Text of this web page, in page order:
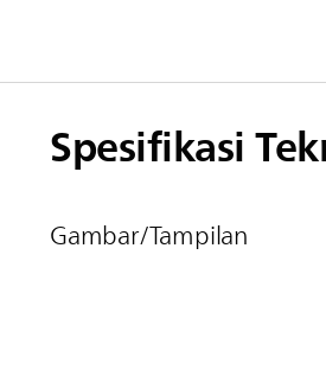
Spesifikasi
Gambar/Tampilan